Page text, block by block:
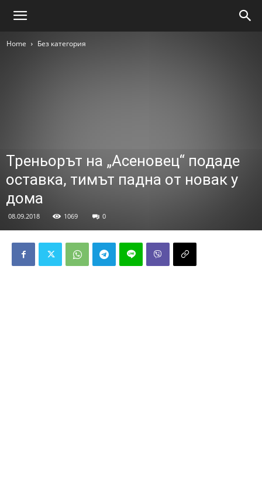
Home Без категория
Треньорът на „Асеновец“ подаде
оставка, тимът падна от новак у
дома
08.09.2018 1069 0